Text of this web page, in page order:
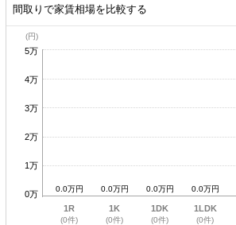
間取りで家賃相場を比較する
5万
4万
3万
2万
1万
0万
0.0万円 0.0万円 0.0万円 0.0万円
1R
(0件)
1K
(0件)
1DK
(0件)
1LDK
(0件)